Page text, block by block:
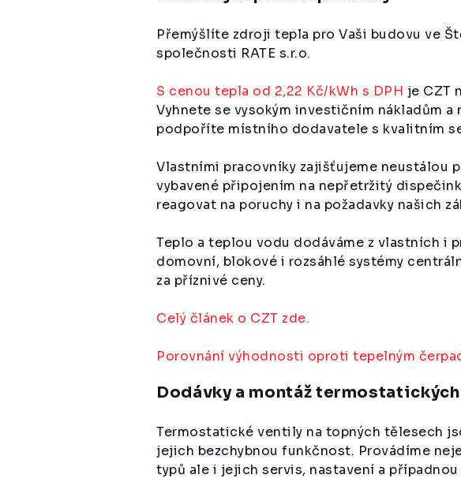
Přemýšlíte zdroji tepla pro Vaši budovu ve
společnosti RATE s.r.o.
S cenou tepla od 2,22 Kč/kWh s DPH je CZT
Vyhnete se vysokým investičním nákladům
podpoříte místního dodavatele s kvalitním
Vlastními pracovníky zajišťujeme neustálou
vybavené připojením na nepřetržitý
reagovat na poruchy i na požadavky našich
Teplo a teplou vodu dodáváme z vlastních i
domovní, blokové i rozsáhlé systémy
za příznivé ceny.
Celý článek o CZT zde.
Porovnání výhodnosti oproti tepelným
Dodávky a montáž
Termostatické ventily na topných tělesech
jejich bezchybnou funkčnost. Provádíme
typů ale i jejich servis, nastavení a případnou